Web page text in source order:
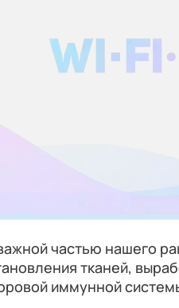
частью нашего
тканей,
иммунной